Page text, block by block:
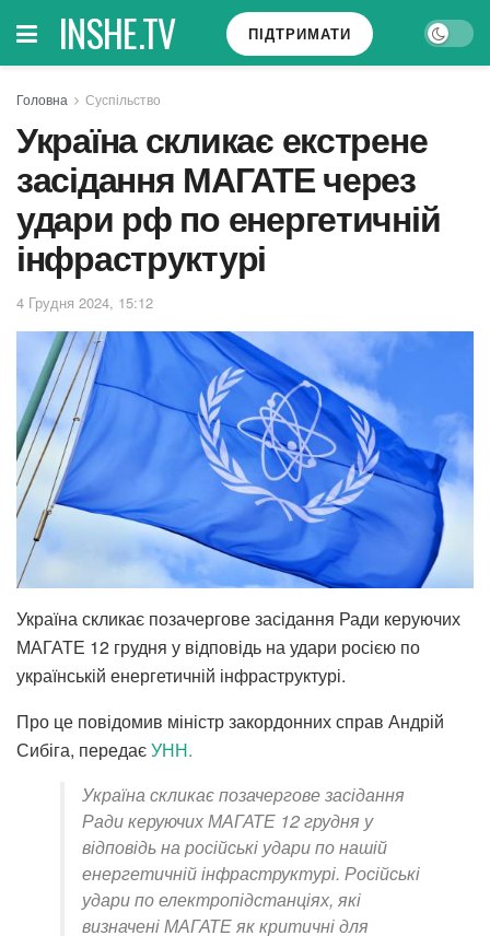
INSHE.TV ПІДТРИМАТИ
Головна Суспільство
Україна скликає екстрене
засідання МАГАТЕ через
удари рф по енергетичній
інфраструктурі
4 Грудня 2024, 15:12
Україна скликає позачергове засідання Ради керуючих
МАГАТЕ 12 грудня у відповідь на удари росією по
українській енергетичній інфраструктурі.
Про це повідомив міністр закордонних справ Андрій
Сибіга, передаєУНН.
Україна скликає позачергове засідання
Ради керуючих МАГАТЕ 12 грудня у
відповідь на російські удари по нашій
енергетичній інфраструктурі. Російські
удари по електропідстанціях, які
визначені МАГАТЕ як критичні для